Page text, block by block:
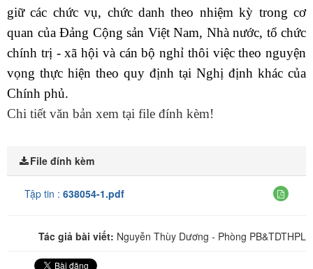
giữ các chức vụ, chức danh theo nhiệm kỳ trong cơ
quan của Đảng Cộng sản Việt Nam, Nhà nước, tổ chức
chính trị - xã hội và cán bộ nghỉ thôi việc theo nguyện
vọng thực hiện theo quy định tại Nghị định khác của
Chính phủ.
Chi tiết văn bản xem tại file đính kèm!
File đính kèm
Tập tin : 638054-1.pdf
Tác giả bài viết: Nguyễn Thùy Dương - Phòng PB&TDTHPL